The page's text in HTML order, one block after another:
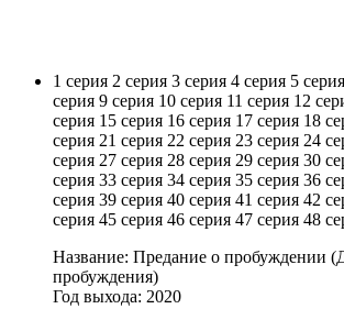
1 серия 2 серия 3 серия 4 серия 5 серия
серия 9 серия 10 серия 11 серия 12
серия 15 серия 16 серия 17 серия 18
серия 21 серия 22 серия 23 серия 24
серия 27 серия 28 серия 29 серия 30
серия 33 серия 34 серия 35 серия 36
серия 39 серия 40 серия 41 серия 42
серия 45 серия 46 серия 47 серия 48
Название: Предание о пробуждении
пробуждения)
Год выхода: 2020